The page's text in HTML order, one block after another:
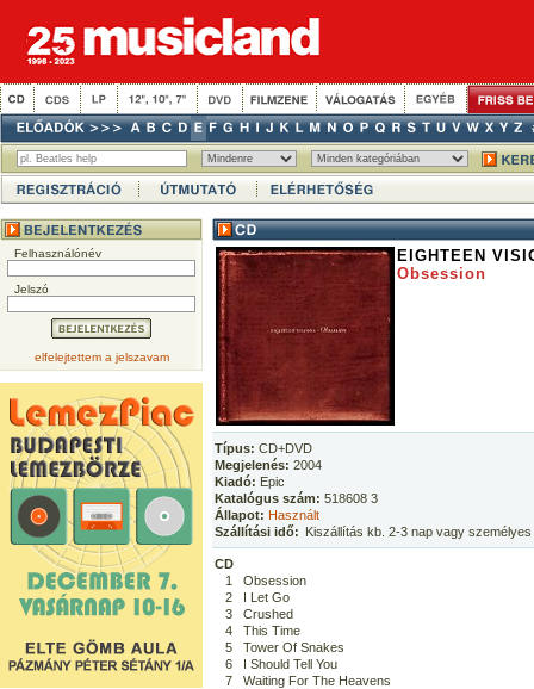
Felhasználónév
Jelszó
elfelejtettem a jelszavam
EIGHTEEN
Obsession
Típus: CD+DVD
Megjelenés: 2004
Kiadó: Epic
Katalógus szám: 518608 3
Állapot: Használt
Szállítási idő: Kiszállítás kb. 2-3 nap vagy
CD
1
Obsession
2
I Let Go
3
Crushed
4
This Time
5
Tower Of Snakes
6
I Should Tell You
7
Waiting For The Heavens